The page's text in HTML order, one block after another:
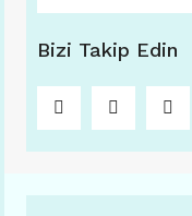
Bizi Takip Edin